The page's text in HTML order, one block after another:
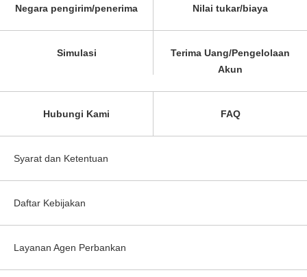
Negara pengirim/penerima Nilai tukar/biaya
Simulasi
Terima Uang/Pengelolaan
Akun
Hubungi Kami FAQ
Syarat dan Ketentuan
Daftar Kebijakan
Layanan Agen Perbankan